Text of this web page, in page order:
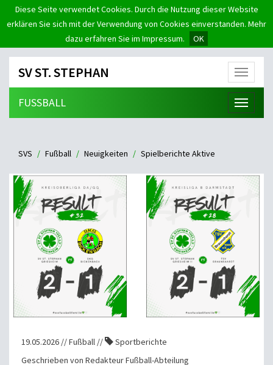
Diese Seite verwendet Cookies. Durch die Nutzung dieser Website
erklären Sie sich mit der Verwendung von Cookies einverstanden. Mehr
dazu erfahren Sie im Impressum.
OK
Menü
SV ST. STEPHAN
Menü
FUSSBALL
SVS Fußball Neuigkeiten Spielberichte Aktive
19.05.2026 // Fußball //
Sportberichte
Geschrieben von Redakteur Fußball-Abteilung